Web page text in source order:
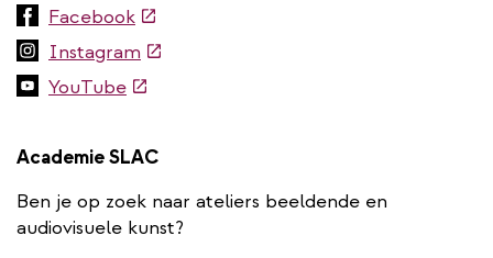
Facebook(externe
link)
Instagram (externe
link)
YouTube(externe
Academie SLAC
Ben je op zoek naar ateliers beeldende en
audiovisuele kunst?